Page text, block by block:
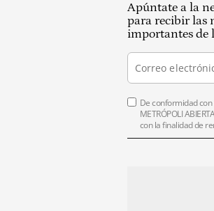
Apúntate a la
para recibir las
importantes de
De conformidad con
METRÓPOLI
con la finalidad de